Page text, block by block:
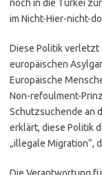
noch in die Türkei
im Nicht-Hier-nicht-
Diese Politik verletzt
europäischen
Europäische
Non-refoulment-
Schutzsuchende an
erklärt, diese Politik
„illegale Migration“,